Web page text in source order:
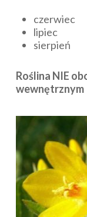
czerwiec
lipiec
sierpień
Roślina NIE
wewnętrznym